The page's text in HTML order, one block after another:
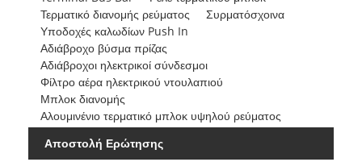
Τερματικό διανομής ρεύματος
Συρματόσχοινα
Υποδοχές καλωδίων Push In
Αδιάβροχο βύσμα πρίζας
Αδιάβροχοι ηλεκτρικοί σύνδεσμοι
Φίλτρο αέρα ηλεκτρικού ντουλαπιού
Μπλοκ διανομής
Αλουμινένιο τερματικό μπλοκ υψηλού ρεύματος
Αποστολή Ερώτησης